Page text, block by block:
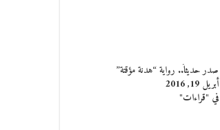
صدر حديثاً.. رواية “هدنة مؤقتة”
أبريل 19, 2016
في "قراءات"